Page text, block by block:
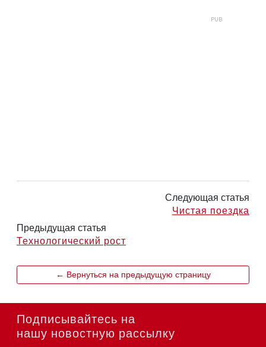
Следующая статья
Чистая поездка
Предыдущая статья
Технологический рост
← Вернуться на предыдущую страницу
Подписывайтесь на
нашу новостную рассылку